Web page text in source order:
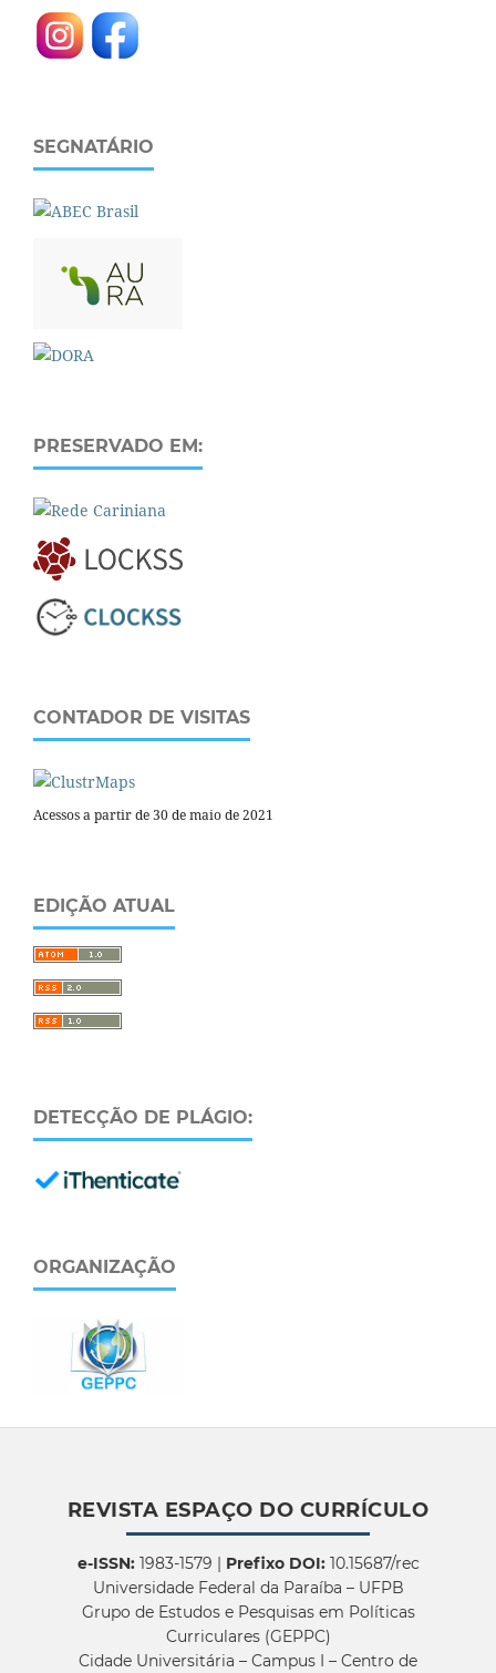
SEGNATÁRIO
PRESERVADO EM:
CONTADOR DE VISITAS
Acessos a partir de 30 de maio de 2021
EDIÇÃO ATUAL
DETECÇÃO DE PLÁGIO:
ORGANIZAÇÃO
REVISTA ESPAÇO DO CURRÍCULO
e-ISSN:1983-1579 | Prefixo DOI:10.15687/rec
Universidade Federal da Paraíba – UFPB
Grupo de Estudos e Pesquisas em Políticas
Curriculares (GEPPC)
Cidade Universitária – Campus I – Centro de